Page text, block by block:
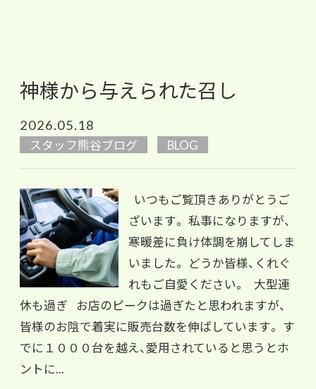
神様から与えられた召し
2026.05.18
スタッフ熊谷ブログ BLOG
いつもご覧頂きありがとうご
ざいます。 私事になりますが、
寒暖差に負け体調を崩してしま
いました。 どうか皆様、くれぐ
れもご自愛ください。 大型連
休も過ぎ お店のピークは過ぎたと思われますが、
皆様のお陰で着実に販売台数を伸ばしています。 す
でに１０００台を越え、愛用されていると思うとホ
ントに...